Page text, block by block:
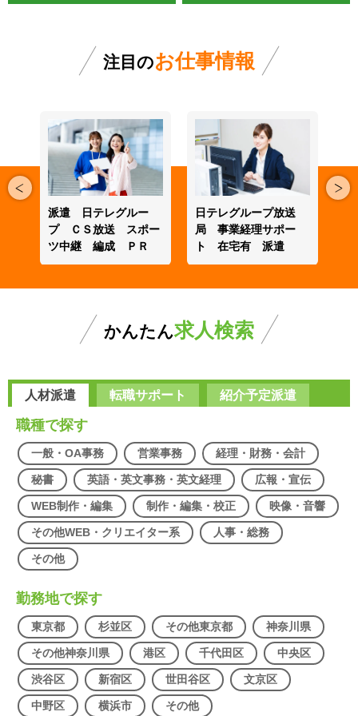
注目のお仕事情報
派遣 日テレグルー
プ ＣＳ放送 スポー
ツ中継 編成 ＰＲ
日テレグループ放送
局 事業経理サポー
ト 在宅有 派遣
かんたん求人検索
人材派遣 転職サポート 紹介予定派遣
職種で探す
一般・OA事務 営業事務 経理・財務・会計
秘書 英語・英文事務・英文経理 広報・宣伝
WEB制作・編集 制作・編集・校正 映像・音響
その他WEB・クリエイター系 人事・総務
その他
勤務地で探す
東京都 杉並区 その他東京都 神奈川県
その他神奈川県 港区 千代田区 中央区
渋谷区 新宿区 世田谷区 文京区
中野区 横浜市 その他